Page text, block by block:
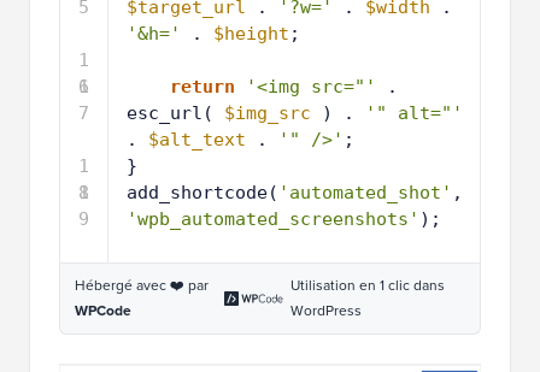
5
1
6
1
7
1
8
1
9
$target_url . '?w=' . $width
'&h='
. $height ;
return '<img src="'
.
esc_url( $img_src ) .
'" alt="'
. $alt_text . '" />' ;
}
add_shortcode( 'automated_shot'
'wpb_automated_screenshots' );
Hébergé avec ❤️ par
WPCode
Utilisation en 1 clic dans
WordPress